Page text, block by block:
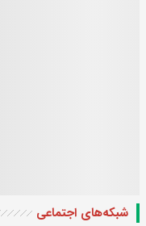
شبکه‌های اجتماعی